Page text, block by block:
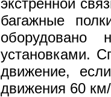
экстренной
багажные
оборудовано
установками.
движение,
движения 60